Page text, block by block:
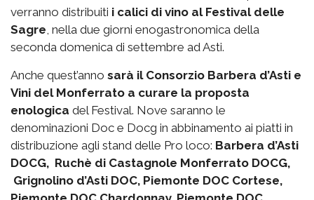
verranno distribuiti i calici di vino al Festival delle
Sagre, nella due giorni enogastronomica della
seconda domenica di settembre ad Asti.
Anche quest’anno sarà il Consorzio Barbera d’Asti e
Vini del Monferrato a curare la proposta
enologica del Festival. Nove saranno le
denominazioni Doc e Docg in abbinamento ai piatti in
distribuzione agli stand delle Pro loco: Barbera d’Asti
DOCG, Ruchè di Castagnole Monferrato DOCG,
Grignolino d’Asti DOC, Piemonte DOC Cortese,